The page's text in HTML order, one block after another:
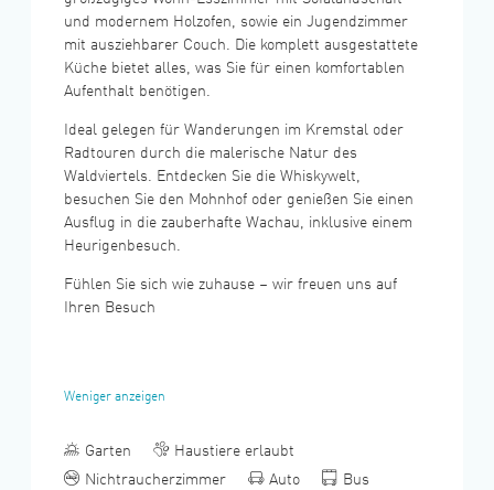
und modernem Holzofen, sowie ein Jugendzimmer
mit ausziehbarer Couch. Die komplett ausgestattete
Küche bietet alles, was Sie für einen komfortablen
Aufenthalt benötigen.
Ideal gelegen für Wanderungen im Kremstal oder
Radtouren durch die malerische Natur des
Waldviertels. Entdecken Sie die Whiskywelt,
besuchen Sie den Mohnhof oder genießen Sie einen
Ausflug in die zauberhafte Wachau, inklusive einem
Heurigenbesuch.
Fühlen Sie sich wie zuhause – wir freuen uns auf
Ihren Besuch
Weniger anzeigen
Garten
Haustiere erlaubt
Nichtraucherzimmer
Auto Bus